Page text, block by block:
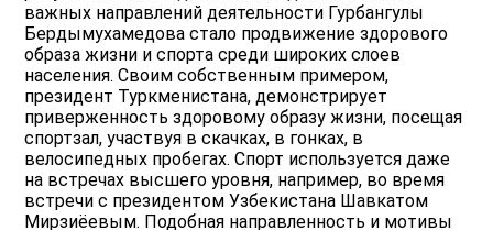
важных направлений деятельности Гурбангулы
Бердымухамедова стало продвижение здорового
образа жизни и спорта среди широких слоев
населения. Своим собственным примером,
президент Туркменистана, демонстрирует
приверженность здоровому образу жизни, посещая
спортзал, участвуя в скачках, в гонках, в
велосипедных пробегах. Спорт используется даже
на встречах высшего уровня, например, во время
встречи с президентом Узбекистана Шавкатом
Мирзиёевым. Подобная направленность и мотивы